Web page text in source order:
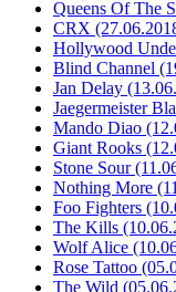
Queens Of The
CRX
Hollywood
Blind Channel
Jan Delay
Jaegermeister
Mando Diao
Giant Rooks
Stone Sour
Nothing More
Foo Fighters
The Kills
Wolf Alice
Rose Tattoo
The Wild